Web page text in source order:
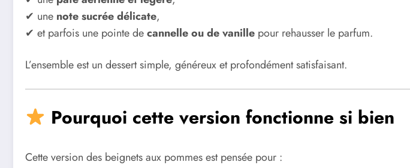
✔ une note sucrée délicate,
✔ et parfois une pointe decannelle ou de vanille pour rehausser le parfum.
L’ensemble est un dessert simple, généreux et profondément satisfaisant.
Pourquoi cette version fonctionne si bien
Cette version des beignets aux pommes est pensée pour :